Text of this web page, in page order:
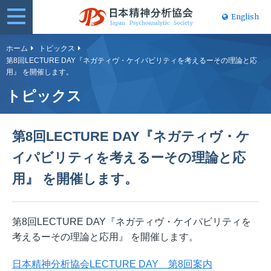
日本精神分
English
ホーム
トピックス
第8回LECTURE DAY『ネガティヴ・ケイパビリティを考えるーその理論と応
用』 を開催します。
トピックス
第8回LECTURE DAY『ネガティヴ・ケ
イパビリティを考えるーその理論と応
用』 を開催します。
第8回LECTURE DAY『ネガティヴ・ケイパビリティを
考えるーその理論と応用』 を開催します。
日本精神分析協会LECTURE DAY 第8回案内